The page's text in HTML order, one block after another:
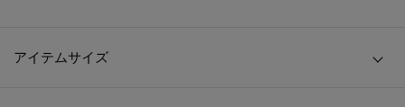
アイテムサイズ